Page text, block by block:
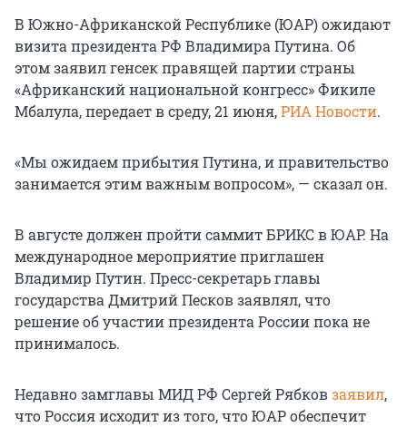
В Южно-Африканской Республике (ЮАР) ожидают
визита президента РФ Владимира Путина. Об
этом заявил генсек правящей партии страны
«Африканский национальной конгресс» Фикиле
Мбалула, передает в среду, 21 июня,РИА Новости.
«Мы ожидаем прибытия Путина, и правительство
занимается этим важным вопросом», — сказал он.
В августе должен пройти саммит БРИКС в ЮАР. На
международное мероприятие приглашен
Владимир Путин. Пресс-секретарь главы
государства Дмитрий Песков заявлял, что
решение об участии президента России пока не
принималось.
Недавно замглавы МИД РФ Сергей Рябковзаявил,
что Россия исходит из того, что ЮАР обеспечит